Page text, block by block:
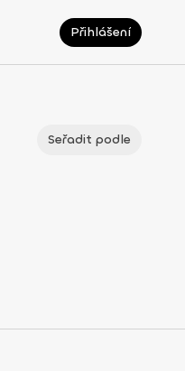
Přihlášení
Seřadit podle